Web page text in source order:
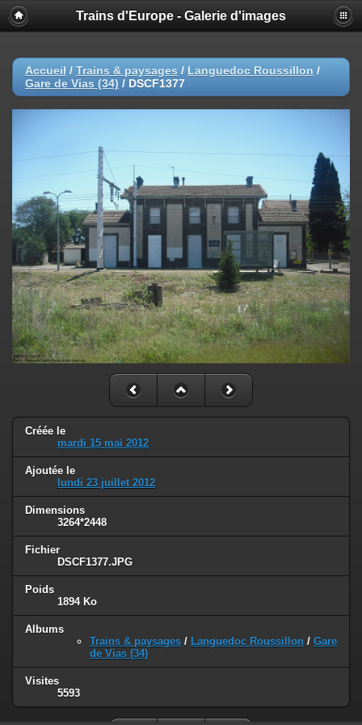
Trains d'Europe - Galerie d'images
Accueil / Trains & paysages / Languedoc Roussillon /
Gare de Vias (34) / DSCF1377
Créée le
mardi 15 mai 2012
Ajoutée le
lundi 23 juillet 2012
Dimensions
3264*2448
Fichier
DSCF1377.JPG
Poids
1894 Ko
Albums
Trains & paysages / Languedoc Roussillon / Gare
de Vias (34)
Visites
5593